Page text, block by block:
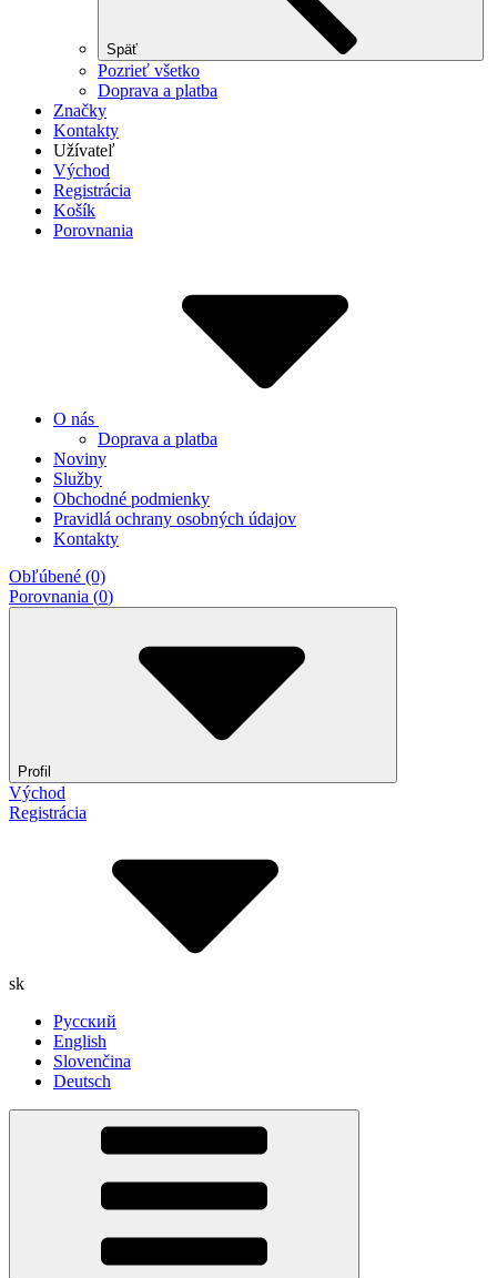
Späť
Pozrieť všetko
Doprava a platba
Značky
Kontakty
Užívateľ
Východ
Registrácia
Košík
Porovnania
O nás
Doprava a platba
Noviny
Služby
Obchodné podmienky
Pravidlá ochrany osobných údajov
Kontakty
Obľúbené (0)
Porovnania (0)
Profil
Východ
Registrácia
sk
Русский
English
Slovenčina
Deutsch